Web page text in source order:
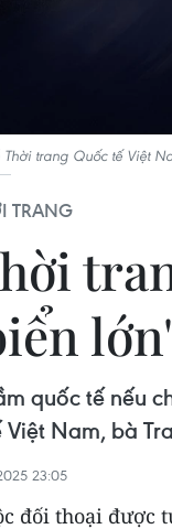
trang Quốc tế Việt
TRANG
quốc tế nếu
Nam, bà
23:05
đối thoại được